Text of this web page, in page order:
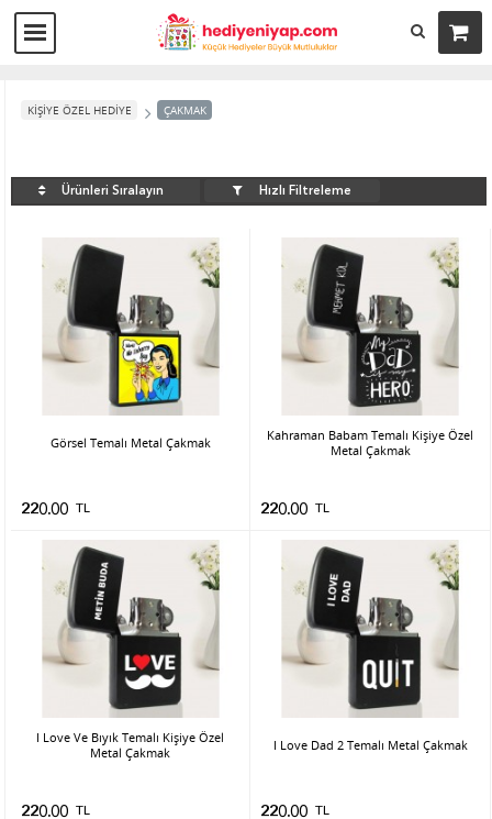
KİŞİYE ÖZEL HEDİYE ÇAKMAK
Ürünleri Sıralayın Hızlı Filtreleme
Görsel Temalı Metal Çakmak
220.00 TL
Kahraman Babam Temalı Kişiye Özel
Metal Çakmak
220.00 TL
I Love Ve Bıyık Temalı Kişiye Özel
Metal Çakmak
220.00 TL
I Love Dad 2 Temalı Metal Çakmak
220.00 TL